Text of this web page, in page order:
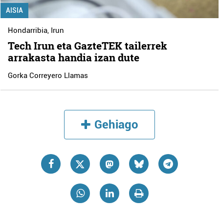
AISIA
Hondarribia, Irun
Tech Irun eta GazteTEK tailerrek
arrakasta handia izan dute
Gorka Correyero Llamas
Gehiago